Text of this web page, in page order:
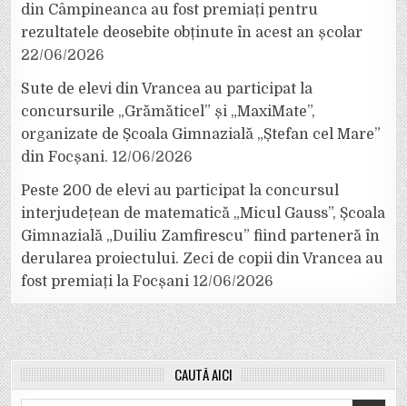
din Câmpineanca au fost premiați pentru
rezultatele deosebite obținute în acest an școlar
22/06/2026
Sute de elevi din Vrancea au participat la
concursurile „Grămăticel” și „MaxiMate”,
organizate de Școala Gimnazială „Ștefan cel Mare”
din Focșani. 12/06/2026
Peste 200 de elevi au participat la concursul
interjudețean de matematică „Micul Gauss”, Școala
Gimnazială „Duiliu Zamfirescu” fiind parteneră în
derularea proiectului. Zeci de copii din Vrancea au
fost premiați la Focșani 12/06/2026
CAUTĂ AICI